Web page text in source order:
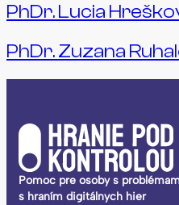
PhDr. Lucia
PhDr. Zuzana
Pomoc pre osoby s
s hraním digitálnych hier